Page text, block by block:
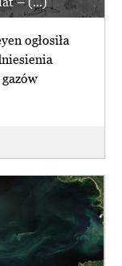
ogłosiła